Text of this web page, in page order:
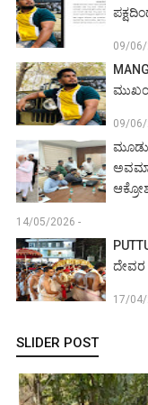
09/06/
09/06/
14/05/2026 -
ದೇವರ
17/04/
SLIDER POST